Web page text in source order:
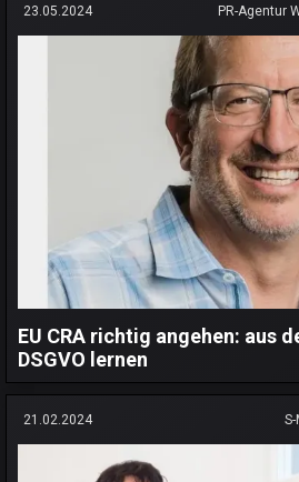
23.05.2024 PR-Agentur
EU CRA richtig angehen: aus
DSGVO lernen
21.02.2024